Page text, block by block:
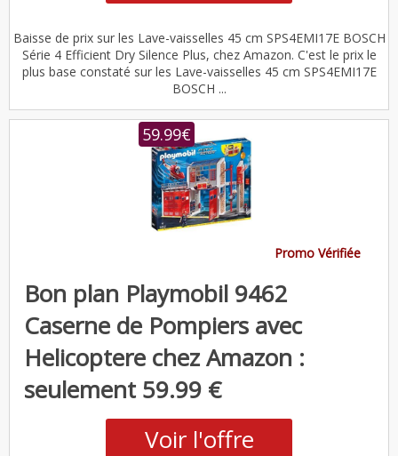
Baisse de prix sur les Lave-vaisselles 45 cm SPS4EMI17E BOSCH
Série 4 Efficient Dry Silence Plus, chez Amazon. C'est le prix le
plus base constaté sur les Lave-vaisselles 45 cm SPS4EMI17E
BOSCH ...
59.99€
Promo Vérifiée
Bon plan Playmobil 9462
Caserne de Pompiers avec
Helicoptere chez Amazon :
seulement 59.99 €
Voir l'offre